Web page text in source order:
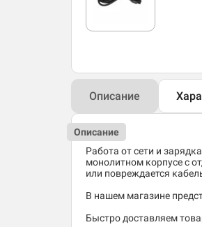
Описание
Описание
Работа от сети и
монолитном корпусе с
или повреждается
В нашем магазине
Быстро доставляем